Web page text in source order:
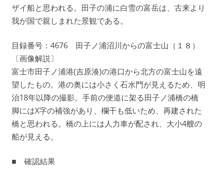
ザイ船と思われる。田子の浦に白雪の富岳は、古来より
我が国で親しまれた景観である。
目録番号：4676 田子ノ浦沼川からの富士山（１８）
〔画像解説〕
富士市田子ノ浦港(吉原湊)の港口から北方の富士山を遠
望したもの。港の奥には小さく石水門が見えるため、明
治18年以降の撮影。手前の便道に架る田子ノ浦橋の橋
脚にはX字の補強があり、欄干も低いため、再建された
橋と思われる。橋の上には人力車が配され、大小4艘の
船が見える。
■ 確認結果